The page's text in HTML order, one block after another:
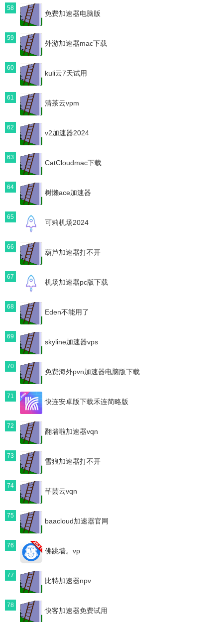
58
免费加速器电脑版
59
外游加速器mac下载
60
kuli云7天试用
61
清茶云vpm
62
v2加速器2024
63
CatCloudmac下载
64
树懒ace加速器
65
可莉机场2024
66
葫芦加速器打不开
67
机场加速器pc版下载
68
Eden不能用了
69
skyline加速器vps
70
免费海外pvn加速器电脑版下载
71
快连安卓版下载禾连简略版
72
翻墙啦加速器vqn
73
雪狼加速器打不开
74
芊芸云vqn
75
baacloud加速器官网
76
佛跳墙。vp
77
比特加速器npv
78
快客加速器免费试用